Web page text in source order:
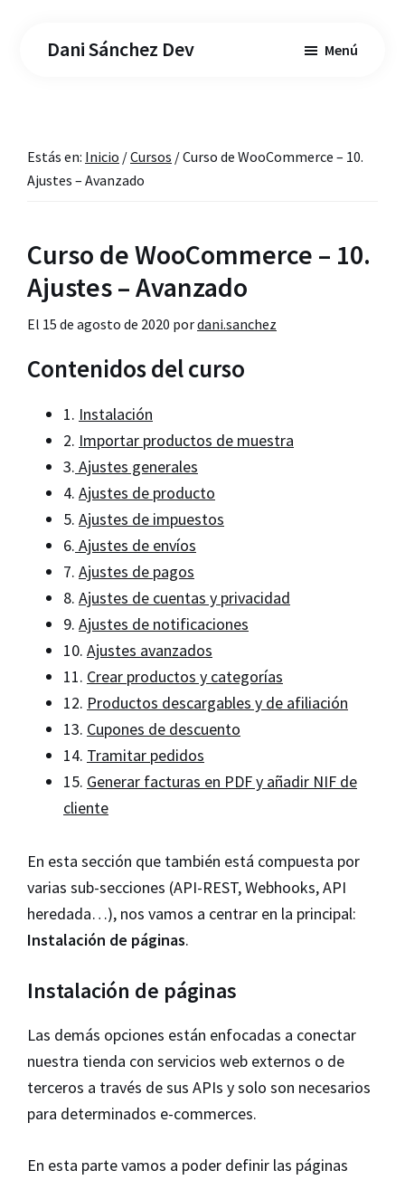
Dani Sánchez Dev Menú
Estás en: Inicio /Cursos /Curso de WooCommerce – 10.
Ajustes – Avanzado
Curso de WooCommerce – 10.
Ajustes – Avanzado
El 15 de agosto de 2020 pordani.sanchez
Contenidos del curso
1. Instalación
2. Importar productos de muestra
3. Ajustes generales
4. Ajustes de producto
5. Ajustes de impuestos
6. Ajustes de envíos
7. Ajustes de pagos
8. Ajustes de cuentas y privacidad
9. Ajustes de notificaciones
10. Ajustes avanzados
11. Crear productos y categorías
12. Productos descargables y de afiliación
13. Cupones de descuento
14. Tramitar pedidos
15. Generar facturas en PDF y añadir NIF de
cliente
En esta sección que también está compuesta por
varias sub-secciones (API-REST, Webhooks, API
heredada…), nos vamos a centrar en la principal:
Instalación de páginas.
Instalación de páginas
Las demás opciones están enfocadas a conectar
nuestra tienda con servicios web externos o de
terceros a través de sus APIs y solo son necesarios
para determinados e-commerces.
En esta parte vamos a poder definir las páginas